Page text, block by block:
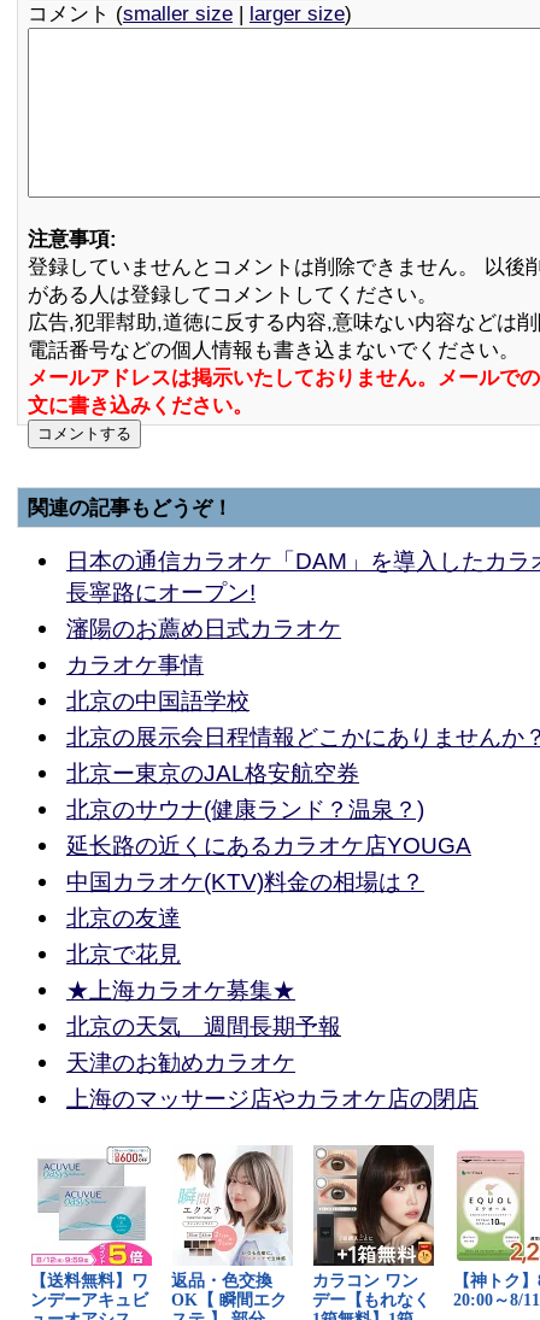
コメント (smaller size | larger size)
注意事項:
登録していませんとコメントは削除できません。 以後
がある人は登録してコメントしてください。
広告,犯罪幇助,道徳に反する内容,意味ない内容などは
電話番号などの個人情報も書き込まないでください。
メールアドレスは掲示いたしておりません。メールで
文に書き込みください。
関連の記事もどうぞ！
日本の通信カラオケ「DAM」を導入したカラ
長寧路にオープン!
瀋陽のお薦め日式カラオケ
カラオケ事情
北京の中国語学校
北京の展示会日程情報どこかにありませんか
北京ー東京のJAL格安航空券
北京のサウナ(健康ランド？温泉？)
延长路の近くにあるカラオケ店YOUGA
中国カラオケ(KTV)料金の相場は？
北京の友達
北京で花見
★上海カラオケ募集★
北京の天気 週間長期予報
天津のお勧めカラオケ
上海のマッサージ店やカラオケ店の閉店